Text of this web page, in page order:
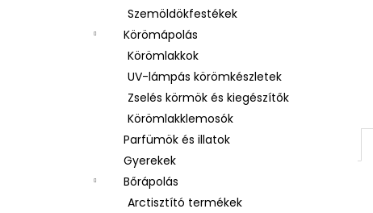
Szemöldökfestékek
Körömápolás
Körömlakkok
UV-lámpás körömkészletek
Zselés körmök és kiegészítők
Körömlakklemosók
Parfümök és illatok
Gyerekek
Bőrápolás
Arctisztító termékek